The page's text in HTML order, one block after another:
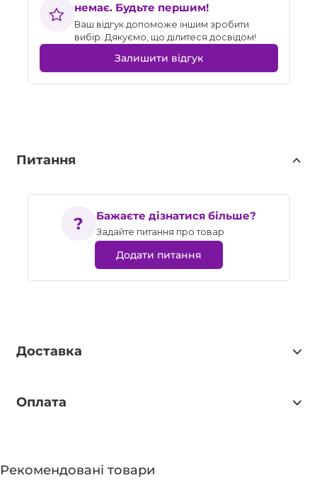
немає. Будьте першим!
Ваш відгук допоможе іншим зробити
вибір. Дякуємо, що ділитеся досвідом!
Залишити відгук
Питання
Бажаєте дізнатися більше?
Задайте питання про товар
Додати питання
Доставка
Оплата
Рекомендовані товари